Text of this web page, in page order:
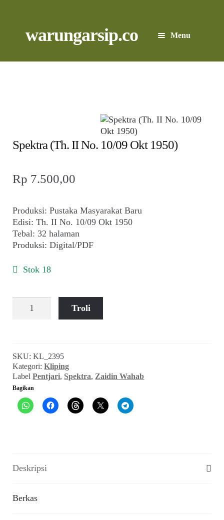
to
to
warungarsip.co Menu
Beranda
Foto
Cari Arsip
Alamat
Reseller
Spektra (Th. II No. 10/09 Okt 1950)
Rp 7.500,00
Produksi: Pustaka Masyarakat Baru
Edisi: Th. II No. 10/09 Okt 1950
Tebal: 32 halaman
Produksi: Digital/PDF
Stok 18
Spektra
10/09
Okt
1950)
Troli
SKU:KL_2395
Kategori:Kliping
LabelPentjari, Spektra, Zaidin Wahab
Bagikan
Deskripsi
Berkas